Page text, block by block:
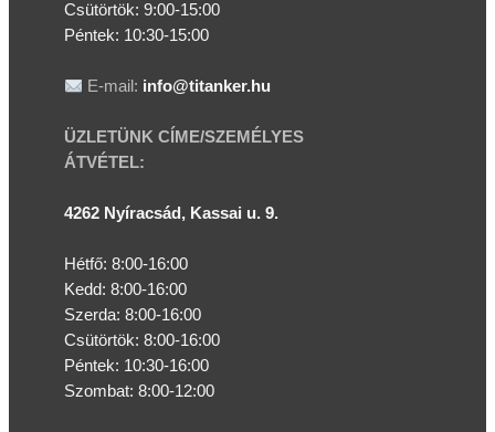
Csütörtök: 9:00-15:00
Péntek: 10:30-15:00
E-mail: info@titanker.hu
ÜZLETÜNK CÍME/SZEMÉLYES
ÁTVÉTEL:
4262 Nyíracsád, Kassai u. 9.
Hétfő: 8:00-16:00
Kedd: 8:00-16:00
Szerda: 8:00-16:00
Csütörtök: 8:00-16:00
Péntek: 10:30-16:00
Szombat: 8:00-12:00